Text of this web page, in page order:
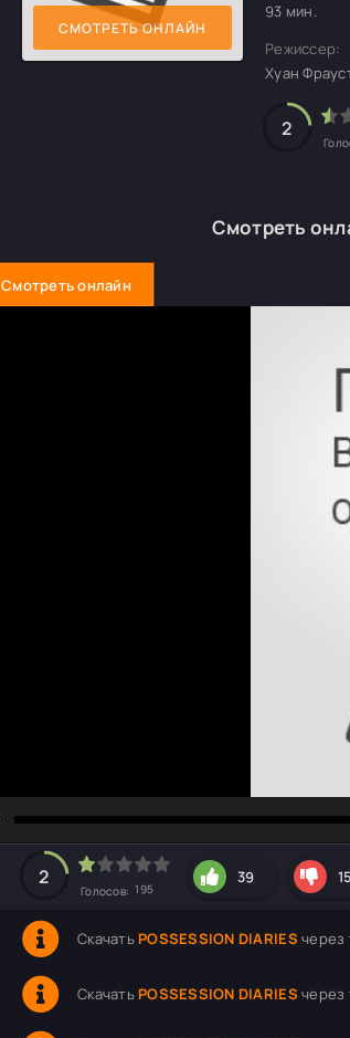
СМОТРЕТЬ ОНЛАЙН
93 мин.
Режиссер:
Хуан
2
Смотреть
Смотреть онлайн
hd720
large
small
tiny
2
Голосов: 195
39
Скачать POSSESSION DIARIES через
Скачать POSSESSION DIARIES через